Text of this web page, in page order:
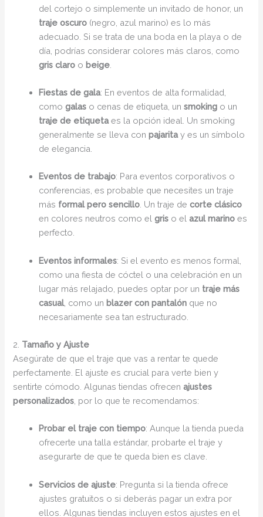
del cortejo o simplemente un invitado de honor, un
traje oscuro (negro, azul marino) es lo más
adecuado. Si se trata de una boda en la playa o de
día, podrías considerar colores más claros, como
gris claro o beige
Fiestas de gala: En eventos de alta formalidad,
comogalas o cenas de etiqueta, unsmoking o un
traje de etiquetaes la opción ideal. Un smoking
generalmente se lleva conpajaritay es un símbolo
de elegancia.
Eventos de trabajo: Para eventos corporativos o
conferencias, es probable que necesites un traje
más formal pero sencillo . Un traje decorte clásico
en colores neutros como elgris o elazul marino es
perfecto.
Eventos informales: Si el evento es menos formal,
como una fiesta de cóctel o una celebración en un
lugar más relajado, puedes optar por un traje más
casual, como un blazer con pantalón que no
necesariamente sea tan estructurado.
2. Tamaño y Ajuste
Asegúrate de que el traje que vas a rentar te quede
perfectamente. El ajuste es crucial para verte bien y
sentirte cómodo. Algunas tiendas ofrecenajustes
personalizados , por lo que te recomendamos:
Probar el traje con tiempo: Aunque la tienda pueda
ofrecerte una talla estándar, probarte el traje y
asegurarte de que te queda bien es clave.
Servicios de ajuste: Pregunta si la tienda ofrece
ajustes gratuitos o si deberás pagar un extra por
ellos. Algunas tiendas incluyen estos ajustes en el